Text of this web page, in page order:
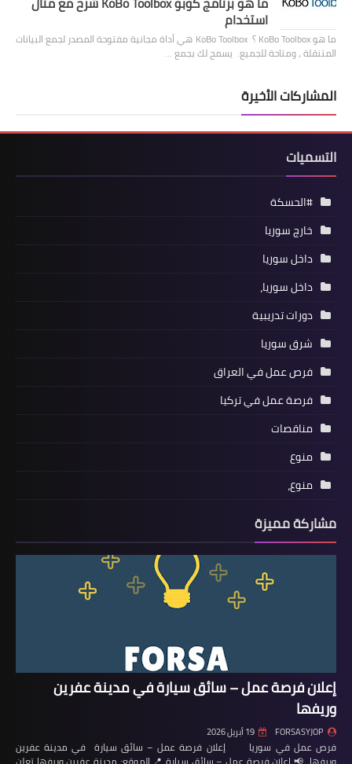
استخدام
ما هو KoBo Toolbox ؟ KoBo Toolbox هي أداة مجانية مفتوحة المصدر لجمع البيانات
المتنقلة ، ومتاحة للجميع. يسمح لك بجمع …
المشاركات الأخيرة
التسميات
#الحسكة
خارج سوريا
داخل سوريا
داخل سوريا،
دورات تدريبية
شرق سوريا
فرص عمل في العراق
فرصة عمل في تركيا
مناقصات
منوع
منوع،
مشاركة مميزة
إعلان فرصة عمل – سائق سيارة في مدينة عفرين
وريفها
FORSASYJOP 19 أبريل 2026
فرص عمل في سوريا إعلان فرصة عمل – سائق سيارة في مدينة عفرين